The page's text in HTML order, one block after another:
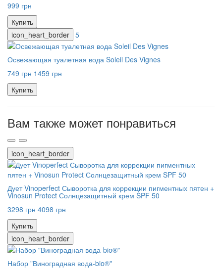
999 грн
Купить
icon_heart_border 5
Освежающая туалетная вода Soleil Des Vignes
749 грн 1459 грн
Купить
Вам также может понравиться
icon_heart_border
Дует Vinoperfect Сыворотка для коррекции пигментных пятен +
Vinosun Protect Солнцезащитный крем SPF 50
3298 грн 4098 грн
Купить
icon_heart_border
Набор "Виноградная вода-bio®"